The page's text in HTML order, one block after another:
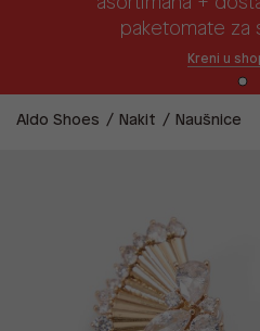
paketomate za
Kreni u
Aldo Shoes Nakit Naušnice